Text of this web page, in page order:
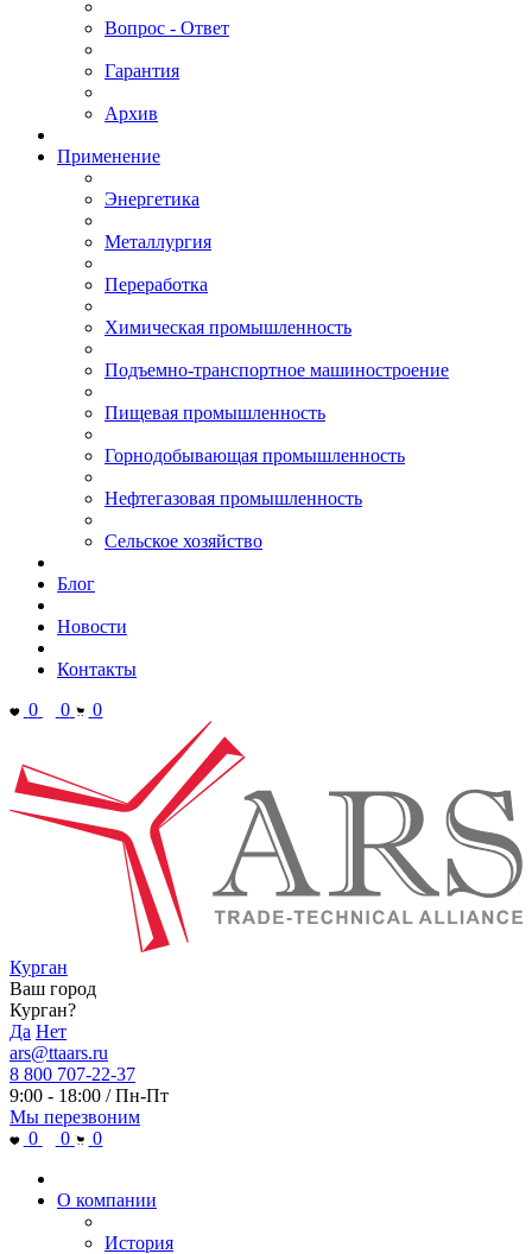
Вопрос - Ответ
Гарантия
Архив
Применение
Энергетика
Металлургия
Переработка
Химическая промышленность
Подъемно-транспортное машиностроение
Пищевая промышленность
Горнодобывающая промышленность
Нефтегазовая промышленность
Сельское хозяйство
Блог
Новости
Контакты
0
0 0
Курган
Ваш город
Курган?
Да Нет
ars@ttaars.ru
8 800 707-22-37
9:00 - 18:00 / Пн-Пт
Мы перезвоним
0
0 0
О компании
История